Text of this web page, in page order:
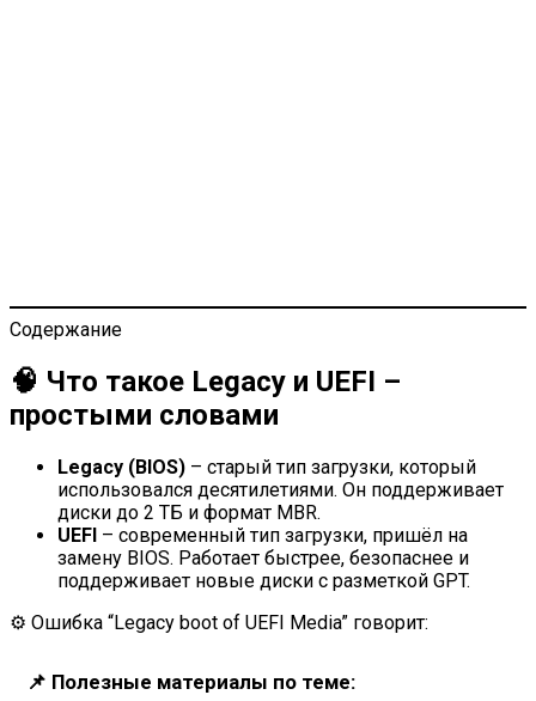
Содержание
🧠 Что такое Legacy и UEFI –
простыми словами
Legacy (BIOS) – старый тип загрузки, который
использовался десятилетиями. Он поддерживает
диски до 2 ТБ и формат MBR.
UEFI – современный тип загрузки, пришёл на
замену BIOS. Работает быстрее, безопаснее и
поддерживает новые диски с разметкой GPT.
⚙️ Ошибка “Legacy boot of UEFI Media” говорит:
📌 Полезные материалы по теме: